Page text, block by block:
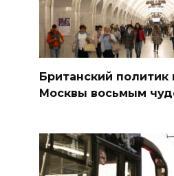
Британский политик
Москвы восьмым